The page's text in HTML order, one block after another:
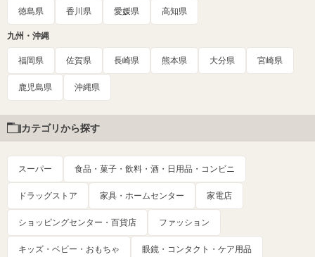
徳島県 香川県 愛媛県 高知県
九州・沖縄
福岡県 佐賀県 長崎県 熊本県 大分県 宮崎県
鹿児島県 沖縄県
カテゴリから探す
スーパー 食品・菓子・飲料・酒・日用品・コンビニ
ドラッグストア 家具・ホームセンター 家電店
ショッピングセンター・百貨店 ファッション
キッズ・ベビー・おもちゃ 眼鏡・コンタクト・ケア用品